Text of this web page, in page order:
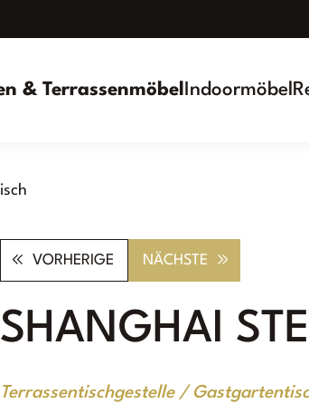
& Terrassenmöbel Indoormöbel
VORHERIGE NÄCHSTE
SHANGHAI
Terrassentischgestelle /